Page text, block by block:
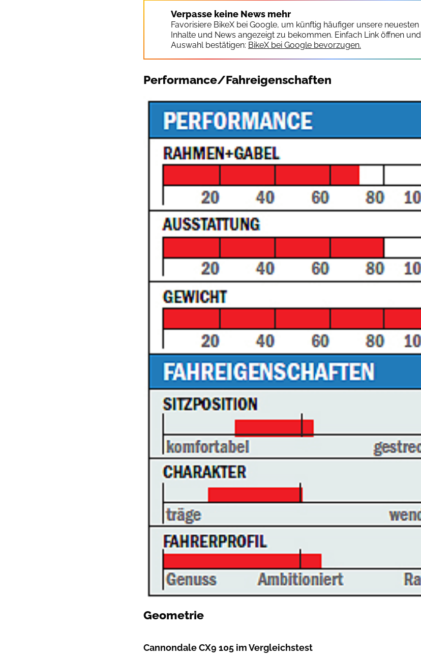
Verpasse keine News mehr
Favorisiere BikeX bei Google, um künftig häufiger unsere neuesten
Inhalte und News angezeigt zu bekommen. Einfach Link öffnen und
Auswahl bestätigen: BikeX bei Google bevorzugen.
Performance/Fahreigenschaften
Geometrie
Cannondale CX9 105 im Vergleichstest